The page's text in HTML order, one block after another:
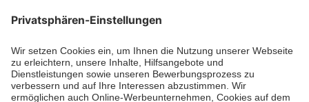
Aus- & Fortbildungen
Erste-Hilfe-Kurse